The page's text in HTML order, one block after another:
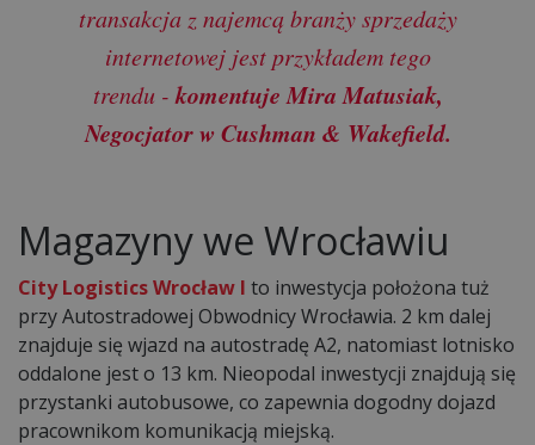
transakcja z najemcą branży sprzedaży
internetowej jest przykładem tego
trendu - komentuje Mira Matusiak,
Negocjator w Cushman & Wakefield.
Magazyny we Wrocławiu
City Logistics Wrocław I to inwestycja położona tuż
przy Autostradowej Obwodnicy Wrocławia. 2 km dalej
znajduje się wjazd na autostradę A2, natomiast lotnisko
oddalone jest o 13 km. Nieopodal inwestycji znajdują się
przystanki autobusowe, co zapewnia dogodny dojazd
pracownikom komunikacją miejską.